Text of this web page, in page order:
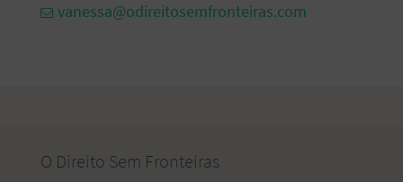
vanessa@odireitosemfronteiras.com
O Direito Sem Fronteiras